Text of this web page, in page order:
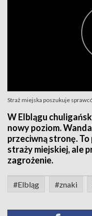
Straż miejska poszukuje
W Elblągu
nowy poziom.
przeciwną stronę.
straży miejskiej, ale
zagrożenie.
#Elbląg #znaki